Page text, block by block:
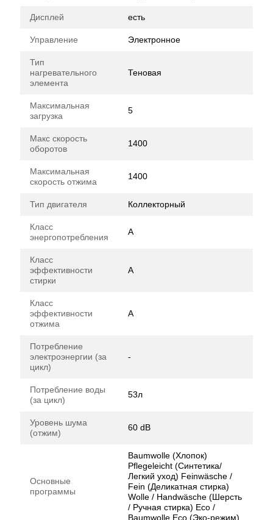
Дисплей есть
Управление Электронное
Тип
нагревательного
элемента
Теновая
Максимальная
загрузка
5
Макс скорость
оборотов
1400
Максимальная
скорость отжима
1400
Тип двигателя Коллекторный
Класс
энергопотребления
А
Класс
эффективности
стирки
А
Класс
эффективности
отжима
А
Потребление
электроэнергии (за
цикл)
-
Потребление воды
(за цикл)
53л
Уровень шума
(отжим)
60 dB
Основные
программы
Baumwolle (Хлопок)
Pflegeleicht (Синтетика/
Легкий уход) Feinwäsche /
Fein (Деликатная стирка)
Wolle / Handwäsche (Шерсть
/ Ручная стирка) Eco /
Baumwolle Eco (Эко-режим)